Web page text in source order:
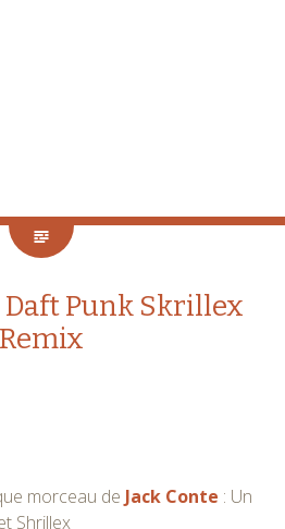
Daft Punk Skrillex
Remix
morceau de Jack Conte : Un
Shrillex